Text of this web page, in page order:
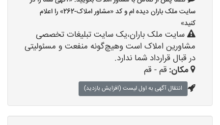
سایت ملک باران دیده ام و کد «مشاور املاک-262» را اعلام
کنید»
سایت ملک باران،یک سایت تبلیغات تخصصی
مشاورین املاک است وهیچ‌گونه منفعت و مسئولیتی
در قبال قرارداد شما ندارد.
مکان:قم - قم
انتقال آگهی به اول لیست (افزایش بازدید)